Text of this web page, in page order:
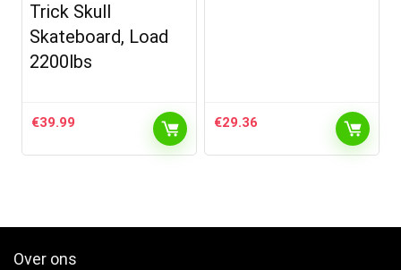
Trick Skull
Skateboard, Load
2200lbs
€39.99 €29.36
Over ons